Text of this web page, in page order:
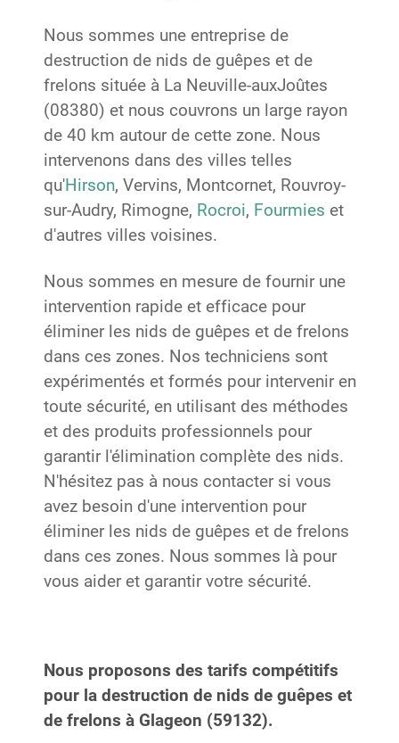
Nous sommes une entreprise de
destruction de nids de guêpes et de
frelons située à La Neuville-auxJoûtes
(08380) et nous couvrons un large rayon
de 40 km autour de cette zone. Nous
intervenons dans des villes telles
qu'Hirson, Vervins, Montcornet, Rouvroy-
sur-Audry, Rimogne, Rocroi, Fourmies et
d'autres villes voisines.
Nous sommes en mesure de fournir une
intervention rapide et efficace pour
éliminer les nids de guêpes et de frelons
dans ces zones. Nos techniciens sont
expérimentés et formés pour intervenir en
toute sécurité, en utilisant des méthodes
et des produits professionnels pour
garantir l'élimination complète des nids.
N'hésitez pas à nous contacter si vous
avez besoin d'une intervention pour
éliminer les nids de guêpes et de frelons
dans ces zones. Nous sommes là pour
vous aider et garantir votre sécurité.
Nous proposons des tarifs compétitifs
pour la destruction de nids de guêpes et
de frelons à Glageon (59132).